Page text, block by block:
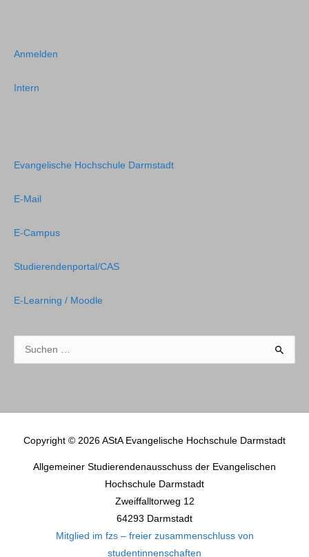
Anmelden
Intern
Evangelische Hochschule Darmstadt
E-Mail
E-Campus
Studierendenportal/CAS
E-Learning / Moodle
Suchen
nach:
Copyright © 2026 AStA Evangelische Hochschule Darmstadt
Allgemeiner Studierendenausschuss der Evangelischen
Hochschule Darmstadt
Zweiffalltorweg 12
64293 Darmstadt
Mitglied im fzs – freier zusammenschluss von
studentinnenschaften